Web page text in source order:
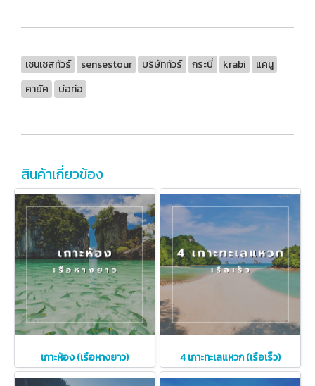
เซนเซสทัวร์ sensestour บริษัททัวร์ กระบี่ krabi
แคนู
คายัค
บ่อท่อ
สินค้าเกี่ยวข้อง
เกาะห้อง (เรือหางยาว) 4 เกาะทะเลแหวก (เรือเร็ว)